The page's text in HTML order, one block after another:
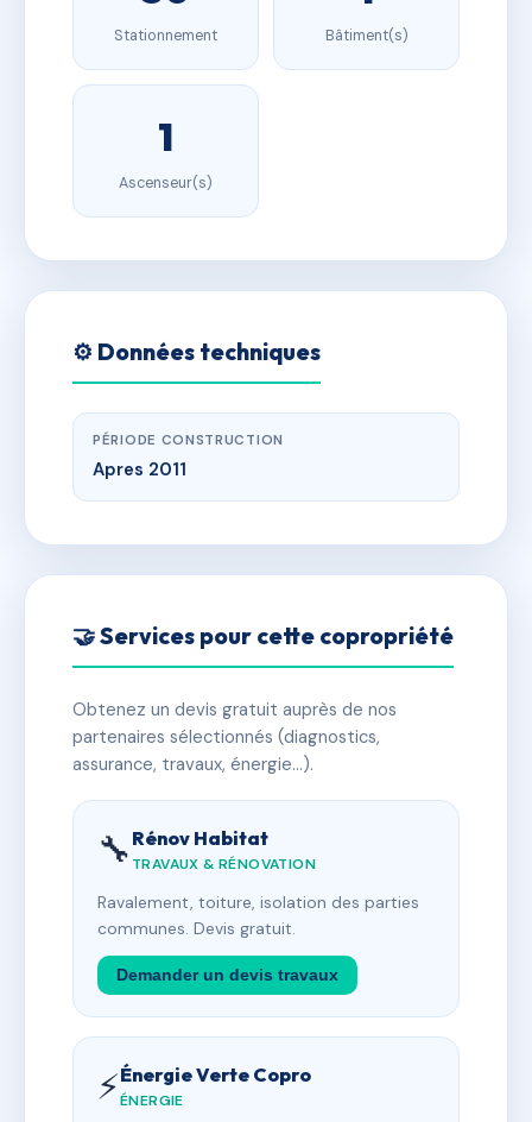
Stationnement Bâtiment(s)
1
Ascenseur(s)
⚙️ Données techniques
PÉRIODE CONSTRUCTION
Apres 2011
🤝 Services pour cette copropriété
Obtenez un devis gratuit auprès de nos
partenaires sélectionnés (diagnostics,
assurance, travaux, énergie…).
🔧 Rénov Habitat
TRAVAUX & RÉNOVATION
Ravalement, toiture, isolation des parties
communes. Devis gratuit.
Demander un devis travaux
⚡Énergie Verte Copro
ÉNERGIE